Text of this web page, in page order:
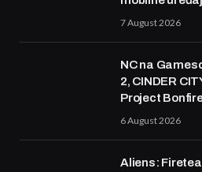
7 August 2026
NC na
2, CINDER
Project
6 August 2026
Aliens: